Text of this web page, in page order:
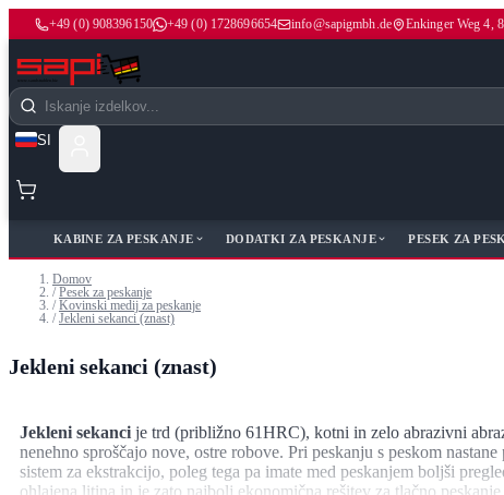
+49 (0) 908396150 +49 (0) 1728696654 info@sapigmbh.de Enkinger Weg 4,
Iskanje
SI
KABINE ZA PESKANJE DODATKI ZA PESKANJE PESEK ZA
Domov
/ Pesek za peskanje
/ Kovinski medij za peskanje
/ Jekleni sekanci (znast)
Jekleni sekanci (znast)
Jekleni sekanci je trd (približno 61HRC), kotni in zelo abrazivni
nenehno sproščajo nove, ostre robove. Pri peskanju s peskom
sistem za ekstrakcijo, poleg tega pa imate med peskanjem boljši
ohlajena litina in je zato najbolj ekonomična rešitev za tlačno peskanje.